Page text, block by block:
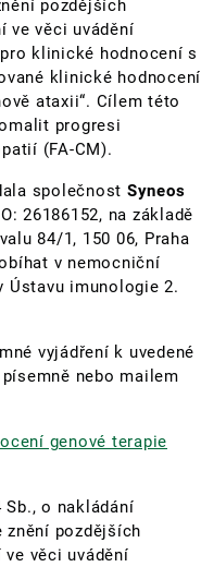
pozdějších
ve věci uvádění
klinické hodnocení s
klinické hodnocení
ataxii“. Cílem této
progresi
(FA-CM).
společnost Syneos
26186152, na základě
84/1, 150 06, Praha
v nemocniční
Ústavu imunologie 2.
vyjádření k uvedené
nebo mailem
genové terapie
o nakládání
pozdějších
věci uvádění